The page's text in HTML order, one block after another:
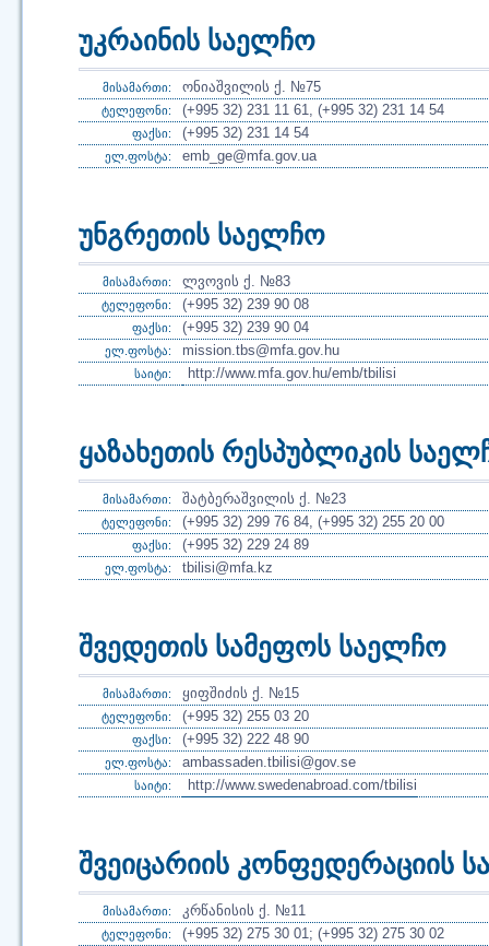
უკრაინის საელჩო
მისამართი: ონიაშვილის ქ. №75
ტელეფონი: (+995 32) 231 11 61, (+995 32) 231 14 54
ფაქსი: (+995 32) 231 14 54
ელ.ფოსტა: emb_ge@mfa.gov.ua
უნგრეთის საელჩო
მისამართი: ლვოვის ქ. №83
ტელეფონი: (+995 32) 239 90 08
ფაქსი: (+995 32) 239 90 04
ელ.ფოსტა: mission.tbs@mfa.gov.hu
საიტი: http://www.mfa.gov.hu/emb/tbilisi
ყაზახეთის რესპუბლიკის
მისამართი: შატბერაშვილის ქ. №23
ტელეფონი: (+995 32) 299 76 84, (+995 32) 255 20 00
ფაქსი: (+995 32) 229 24 89
ელ.ფოსტა: tbilisi@mfa.kz
შვედეთის სამეფოს საელჩო
მისამართი: ყიფშიძის ქ. №15
ტელეფონი: (+995 32) 255 03 20
ფაქსი: (+995 32) 222 48 90
ელ.ფოსტა: ambassaden.tbilisi@gov.se
საიტი: http://www.swedenabroad.com/tbilisi
შვეიცარიის კონფედერაციის
მისამართი: კრწანისის ქ. №11
ტელეფონი: (+995 32) 275 30 01; (+995 32) 275 30 02